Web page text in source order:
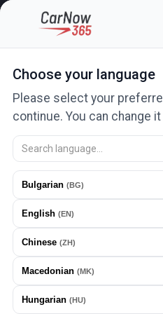
Choose your language
Please select your
continue. You can change
Bulgarian (BG)
English (EN)
Chinese (ZH)
Macedonian (MK)
Hungarian (HU)
Relevance
Peugeot Peugeot
Fixed price